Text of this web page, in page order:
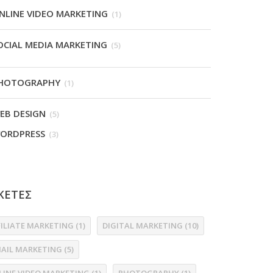
VIDEO MARKETING (1)
MEDIA MARKETING (5)
(1)
DESIGN (5)
(3)
MARKETING (1) DIGITAL MARKETING (10)
MARKETING (5)